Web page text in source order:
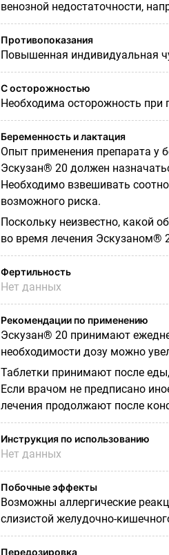
венозной недостаточности,
Противопоказания
Повышенная индивидуальная
С осторожностью
Необходима осторожность
Беременность и лактация
Опыт применения препарата у
Эскузан® 20 должен
Необходимо взвешивать
возможного риска.
Поскольку неизвестно, какой
во время лечения Эскузаном®
Фертильность
Нет данных
Рекомендации по применению
Эскузан® 20 принимают
необходимости дозу можно
Таблетки принимают после
Если врачом не предписано
лечения продолжают после
Инструкция по использованию
Нет данных
Побочные эффекты
Возможны аллергические
слизистой желудочно-
Передозировка